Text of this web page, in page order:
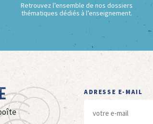
Retrouvez l’ensemble de nos dossiers
thématiques dédiés à l’enseignement.
ADRESSE E-MAIL